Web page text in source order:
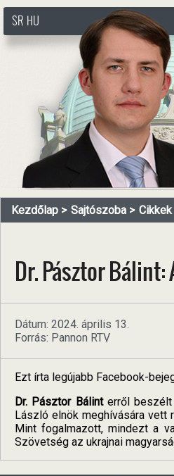
http://
SR HU
Kezdőlap Sajtószoba Cikkek
Dr. Pásztor
Dátum: 2024. április 13.
Forrás: Pannon RTV
Ezt írta legújabb Facebook-
Dr. Pásztor Bálinterről beszélt
László elnök meghívására vett
Mint fogalmazott, mindezt a
Szövetség az ukrajnai